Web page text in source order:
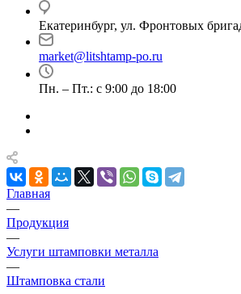
Екатеринбург, ул. Фронтовых
market@litshtamp-po.ru
Пн. – Пт.: с 9:00 до 18:00
Главная
—
Продукция
—
Услуги штамповки металла
—
Штамповка стали